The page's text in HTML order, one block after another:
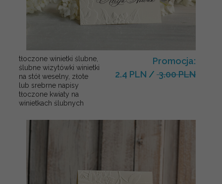
tłoczone winietki ślubne,
ślubne wizytówki winietki
na stół weselny, złote
lub srebrne napisy
tłoczone kwiaty na
winietkach ślubnych
Promocja:
2.4 PLN / 3.00 PLN